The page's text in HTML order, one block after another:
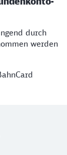
durch
werden